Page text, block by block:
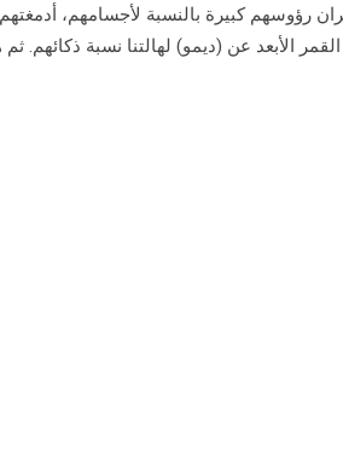
رؤوسهم كبيرة بالنسبة لأجسامهم،
الأبعد عن (ديمو) لهالتنا نسبة ذكائهم. ثم